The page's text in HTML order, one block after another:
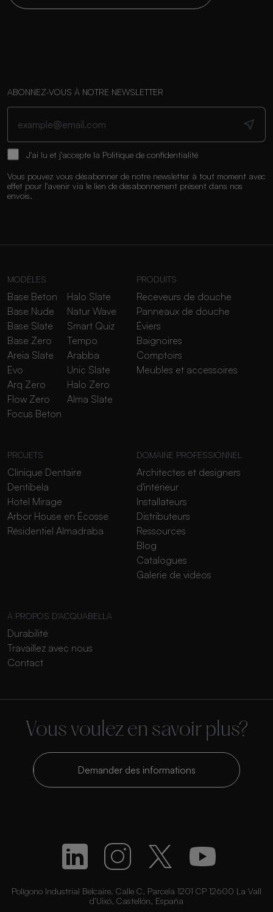
ABONNEZ-VOUS À NOTRE NEWSLETTER
J'ai lu et j'accepte la Politique de confidentialité
Vous pouvez vous désabonner de notre newsletter à tout moment avec
effet pour l'avenir via le lien de désabonnement présent dans nos
envois.
MODÈLES
Base Beton
Base Nude
Base Slate
Base Zero
Areia Slate
Evo
Arq Zero
Flow Zero
Focus Beton
Halo Slate
Natur Wave
Smart Quiz
Tempo
Arabba
Unic Slate
Halo Zero
Alma Slate
PRODUITS
Receveurs de douche
Panneaux de douche
Éviers
Baignoires
Comptoirs
Meubles et accessoires
PROJETS
Clinique Dentaire
Dentibela
Hotel Mirage
Arbor House en Écosse
Résidentiel Almadraba
DOMAINE PROFESSIONNEL
Architectes et designers
d'intérieur
Installateurs
Distributeurs
Ressources
Blog
Catalogues
Galerie de vidéos
À PROPOS D'ACQUABELLA
Durabilité
Travaillez avec nous
Contact
Vous voulez en savoir plus?
Demander des informations
Polígono Industrial Belcaire. Calle C, Parcela 1201 CP 12600 La Vall
d’Uixó, Castellón, España